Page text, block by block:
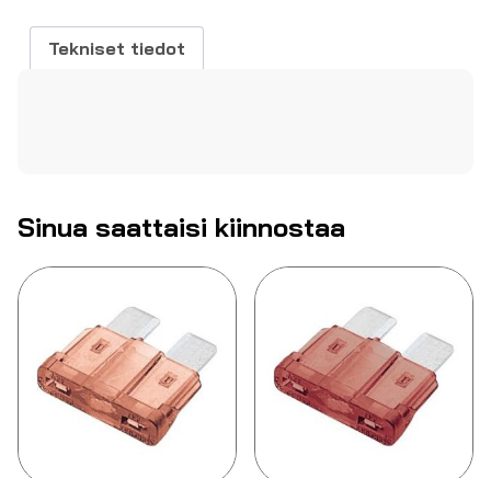
määrä
Tekniset tiedot
Sinua saattaisi kiinnostaa